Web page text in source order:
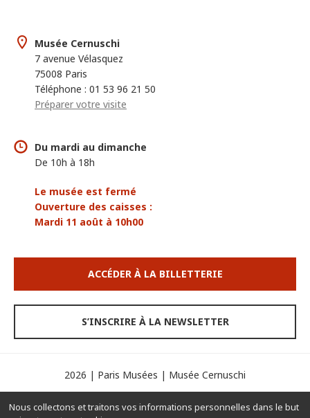
Nous collectons et traitons vos informations personnelles dans le but
Musée Cernuschi
7 avenue Vélasquez
75008 Paris
Téléphone : 01 53 96 21 50
Préparer votre visite
Du mardi au dimanche
De 10h à 18h
Le musée est fermé
Ouverture des caisses :
Mardi 11 août à 10h00
ACCÉDER À LA BILLETTERIE
S’INSCRIRE À LA NEWSLETTER
2026 | Paris Musées | Musée Cernuschi
Contacts
Gérer les cookies